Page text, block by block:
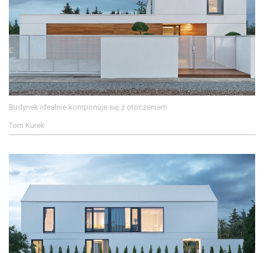
Budynek idealnie komponuje się z otoczeniem
Tom Kurek